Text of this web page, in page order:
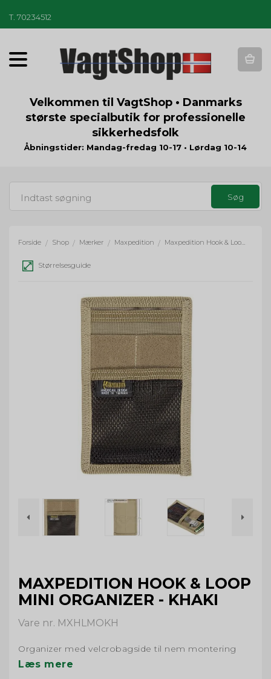
T 70234512
T
o
g
a
t
n
Velkommen til VagtShop • Danmarks
største specialbutik for professionelle
sikkerhedsfolk
Åbningstider: Mandag-fredag 10-17 • Lørdag 10-14
Forside / Shop / Mærker / Maxpedition / Maxpedition Hook & Loop Mini Organizer - khaki
Størrelsesguide
MAXPEDITION HOOK & LOOP
MINI ORGANIZER - KHAKI
Vare nr. MXHLMOKH
Organizer med velcrobagside til nem montering
Læs mere